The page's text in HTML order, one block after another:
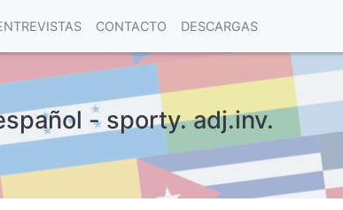
CONTACTO DESCARGAS
- sporty. adj.inv.